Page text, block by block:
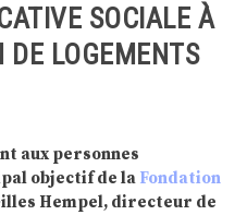
SOCIALE À
DE LOGEMENTS
aux personnes
objectif de la Fondation
Hempel, directeur de